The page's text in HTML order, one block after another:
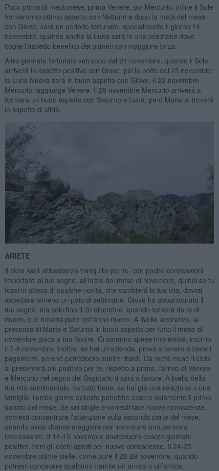
Poco prima di metá mese, prima Venere, poi Mercurio, infine il Sole
formeranno ottimo aspetto con Nettuno e dopo la metá del mese
con Giove, sará un periodo fortunato, specialmente il giorno 14
novembre, quando anche la Luna sará in una posizione dove
coglie l’aspetto benefico dei pianeti con maggiore forza.
Altre giornate fortunate verranno dal 21 novembre, quando il Sole
arriverá in aspetto positivo con Giove, poi la notte del 23 novembre
la Luna Nuova sará in buon aspetto con Giove. Il 22 novembre
Mercurio raggiunge Venere. Il 29 novembre Mercurio arriverá a
formare un buon aspetto con Saturno e Luna, peró Marte si troverá
in aspetto di sfida.
ARIETE
Il cielo sará abbastanza tranquillo per te, con poche connessioni
importanti al tuo segno, all’inizio del mese di novembre, quindi se tu
fossi in attesa di qualche novitá, che cambierá la tua vita, dovrai
aspettare almeno un paio di settimane. Giove ha abbandonato il
tuo segno, ma solo fino il 20 dicembre, quando tornerá da te di
nuovo, e ci rimarrá pure nell’anno nuovo. A livello lavorativo, la
presenza di Marte e Saturno in buon aspetto per tutto il mese di
novembre gioca a tuo favore. Ci saranno spese impreviste, intorno
il 7-8 novembre. Inoltre, se hai un’azienda, prova a tenere a bada i
pagamenti, perché potrebbero subire ritardi. Da metá mese il cielo
si presenterá piú positivo per te, rispetto a prima, l’arrivo di Venere
e Mercurio nel segno del Sagittario ti sará a favore. A livello della
tua vita sentimentale, va tutto bene, se hai giá una relazione o una
famiglia, l’unico giorno delicato potrebbe essere solamente il primo
sabato del mese. Se sei single e vorresti fare nuove conoscenze,
dovresti concentrare l’attenzione sulla seconda parte del mese,
quando avrai chance maggiore per incontrare una persona
interessante. Il 14-15 novembre dovrebbero essere giornate
positive, tieni gli occhi aperti per nuove conoscenze. Il 24-25
novembre ottime stelle, come pure il 28-29 novembre, quando
potresti conoscere qualcuno tramite un amico o un’amica.